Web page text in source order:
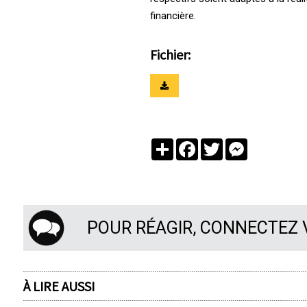
financière.
Fichier:
PartagerFacebook
TwitterMessenger
POUR RÉAGIR, CONNECTEZ
À LIRE AUSSI